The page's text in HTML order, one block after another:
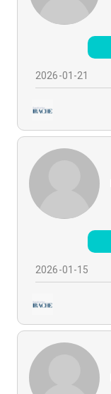
2026-01-21
2026-01-15